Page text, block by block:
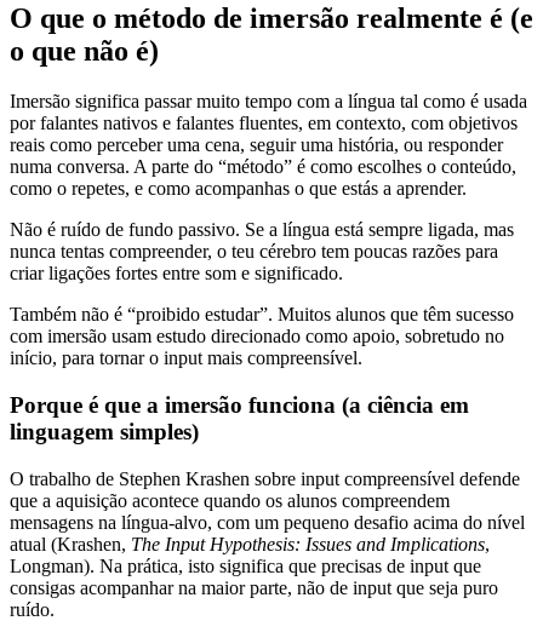
O que o método de imersão realmente é (e
o que não é)
Imersão significa passar muito tempo com a língua tal como é usada
por falantes nativos e falantes fluentes, em contexto, com objetivos
reais como perceber uma cena, seguir uma história, ou responder
numa conversa. A parte do “método” é como escolhes o conteúdo,
como o repetes, e como acompanhas o que estás a aprender.
Não é ruído de fundo passivo. Se a língua está sempre ligada, mas
nunca tentas compreender, o teu cérebro tem poucas razões para
criar ligações fortes entre som e significado.
Também não é “proibido estudar”. Muitos alunos que têm sucesso
com imersão usam estudo direcionado como apoio, sobretudo no
início, para tornar o input mais compreensível.
Porque é que a imersão funciona (a ciência em
linguagem simples)
O trabalho de Stephen Krashen sobre input compreensível defende
que a aquisição acontece quando os alunos compreendem
mensagens na língua-alvo, com um pequeno desafio acima do nível
atual (Krashen, The Input Hypothesis: Issues and Implications,
Longman). Na prática, isto significa que precisas de input que
consigas acompanhar na maior parte, não de input que seja puro
ruído.